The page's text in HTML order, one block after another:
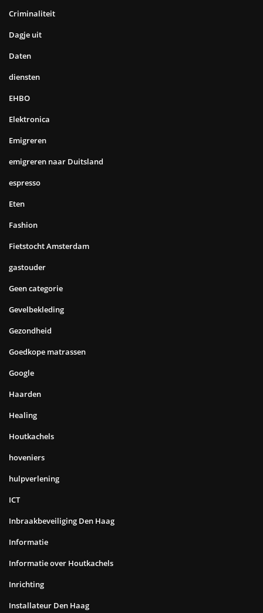
Criminaliteit
Dagje uit
Daten
diensten
EHBO
Elektronica
Emigreren
emigreren naar Duitsland
espresso
Eten
Fashion
Fietstocht Amsterdam
gastouder
Geen categorie
Gevelbekleding
Gezondheid
Goedkope matrassen
Google
Haarden
Healing
Houtkachels
hoveniers
hulpverlening
ICT
Inbraakbeveiliging Den Haag
Informatie
Informatie over Houtkachels
Inrichting
Installateur Den Haag